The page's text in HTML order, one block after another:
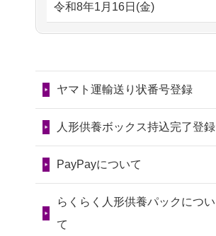
2026/08/01 19:28
東京都の方からお申込み
東京都の方からお申込み
2026/07/31 17:28
2026/07/31 12:32
頼出来る点と申込までの方法
2026/07/11思い出のある人形
達を、ちゃんと供養したく、
2026/07/10家から近かったの
で。
2026/07/08 誰も住んでいない
実家の片付けを始めました。
供養祭までお人形はどうなっ
てるのですか？
が、きちんと供養してもらえ
るのですか？
お願いできますか？
令和8年1月16日(金)
第81回人形供養祭
第80回人形供養祭
第79回人形供養祭
令和7年8月2日(土)
第78回人形供養祭
令和7年6月20日(金)
ヤマト運輸送り状番号登録
人形供養ボックス持込完了登録
PayPayについて
らくらく人形供養パックについ
て